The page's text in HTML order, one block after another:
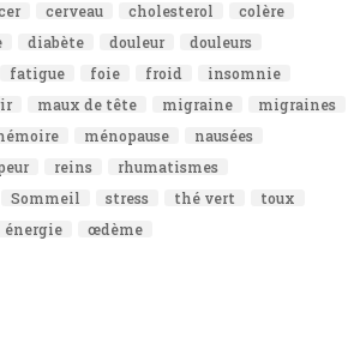
cerveau cholesterol
colère
diabète douleur
douleurs
fatigue foie froid
insomnie
maux de tête migraine
migraines
ménopause
nausées
reins
rhumatismes
Sommeil stress thé vert
toux
énergie œdème